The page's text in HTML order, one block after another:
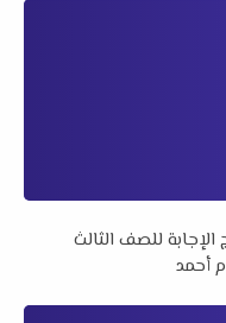
للصف الثالث